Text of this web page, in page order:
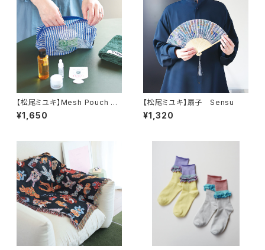
【松尾ミユキ】Mesh Pouch メ
ッシュポーチ
¥1,650
【松尾ミユキ】扇子 Sensu
¥1,320